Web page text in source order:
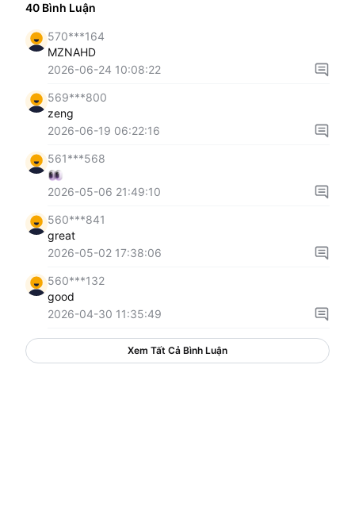
40 Bình Luận
570***164
MZNAHD
2026-06-24 10:08:22
569***800
zeng
2026-06-19 06:22:16
561***568
2026-05-06 21:49:10
560***841
great
2026-05-02 17:38:06
560***132
good
2026-04-30 11:35:49
Xem Tất Cả Bình Luận